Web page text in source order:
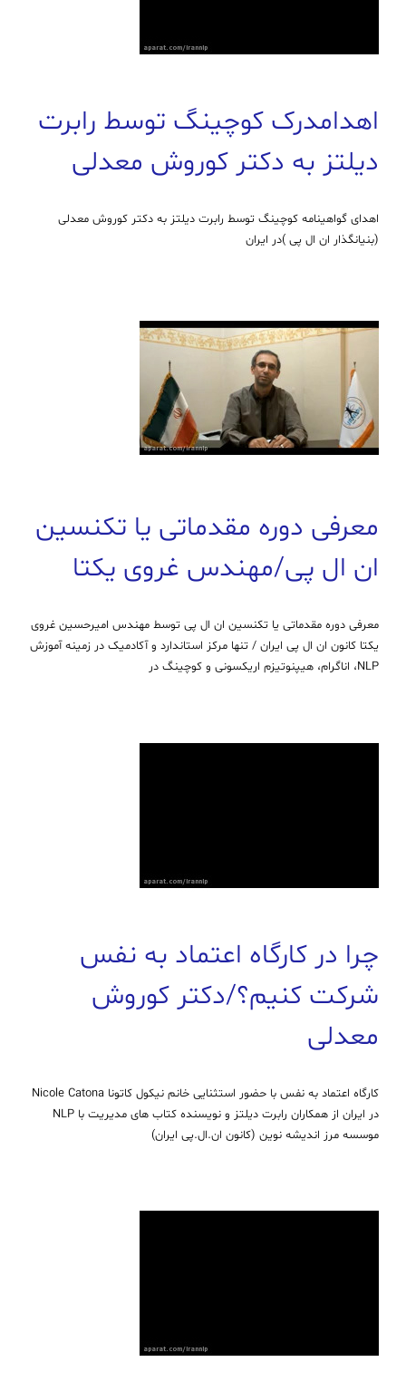
اهدامدرک کوچینگ توسط رابرت
دیلتز به دکتر کوروش معدلی
اهدای گواهینامه کوچینگ توسط رابرت دیلتز به دکتر کوروش معدلی
(بنیانگذار ان ال پی )در ایران
معرفی دوره مقدماتی یا تکنسین
ان ال پی/مهندس غروی یکتا
معرفی دوره مقدماتی یا تکنسین ان ال پی توسط مهندس امیرحسین غروی
یکتا کانون ان ال پی ایران / تنها مرکز استاندارد و آکادمیک در زمینه آموزش
NLP، اناگرام، هیپنوتیزم اریکسونی و کوچینگ در
چرا در کارگاه اعتماد به نفس
شرکت کنیم؟/دکتر کوروش
معدلی
کارگاه اعتماد به نفس با حضور استثنایی خانم نیکول کاتونا Nicole Catona
در ایران از همکاران رابرت دیلتز و نویسنده کتاب های مدیریت با NLP
موسسه مرز اندیشه نوین (کانون ان.ال.پی ایران)